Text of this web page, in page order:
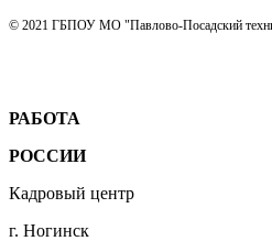
© 2021 ГБПОУ МО "Павлово-Посадский
РАБОТА
РОССИИ
Кадровый центр
г. Ногинск